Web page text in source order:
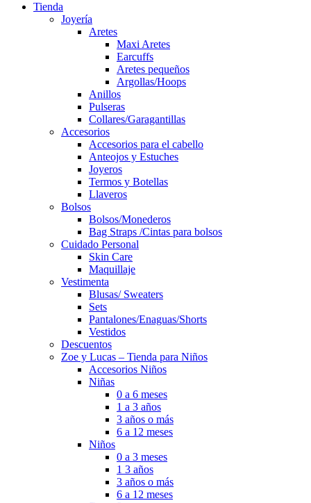
Tienda
Joyería
Aretes
Maxi Aretes
Earcuffs
Aretes pequeños
Argollas/Hoops
Anillos
Pulseras
Collares/Garagantillas
Accesorios
Accesorios para el cabello
Anteojos y Estuches
Joyeros
Termos y Botellas
Llaveros
Bolsos
Bolsos/Monederos
Bag Straps /Cintas para bolsos
Cuidado Personal
Skin Care
Maquillaje
Vestimenta
Blusas/ Sweaters
Sets
Pantalones/Enaguas/Shorts
Vestidos
Descuentos
Zoe y Lucas – Tienda para Niños
Accesorios Niños
Niñas
0 a 6 meses
1 a 3 años
3 años o más
6 a 12 meses
Niños
0 a 3 meses
1 3 años
3 años o más
6 a 12 meses